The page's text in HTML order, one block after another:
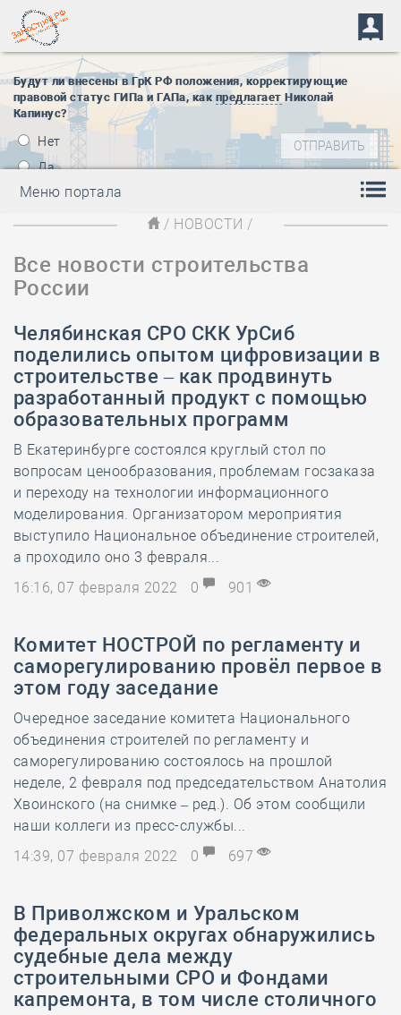
Будут ли внесены в ГрК РФ положения, корректирующие
правовой статус ГИПа и ГАПа, как предлагает Николай
Капинус?
Нет
Да
Меню портала
/ НОВОСТИ /
Все новости строительства
России
Челябинская СРО СКК УрСиб
поделились опытом цифровизации в
строительстве – как продвинуть
разработанный продукт с помощью
образовательных программ
В Екатеринбурге состоялся круглый стол по
вопросам ценообразования, проблемам госзаказа
и переходу на технологии информационного
моделирования. Организатором мероприятия
выступило Национальное объединение строителей,
а проходило оно 3 февраля...
16:16, 07 февраля 2022
0 901
Комитет НОСТРОЙ по регламенту и
саморегулированию провёл первое в
этом году заседание
Очередное заседание комитета Национального
объединения строителей по регламенту и
саморегулированию состоялось на прошлой
неделе, 2 февраля под председательством Анатолия
Хвоинского (на снимке – ред.). Об этом сообщили
наши коллеги из пресс-службы...
14:39, 07 февраля 2022
0 697
В Приволжском и Уральском
федеральных округах обнаружились
судебные дела между
строительными СРО и Фондами
капремонта, в том числе столичного